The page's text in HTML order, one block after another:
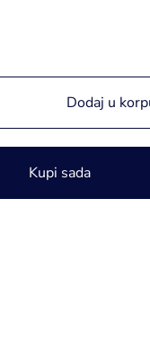
Dodaj u
Kupi sada